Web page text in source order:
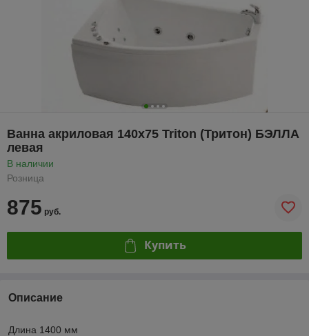
Ванна акриловая 140х75 Triton (Тритон) БЭЛЛА
левая
В наличии
Розница
875 руб.
Купить
Описание
Длина 1400 мм